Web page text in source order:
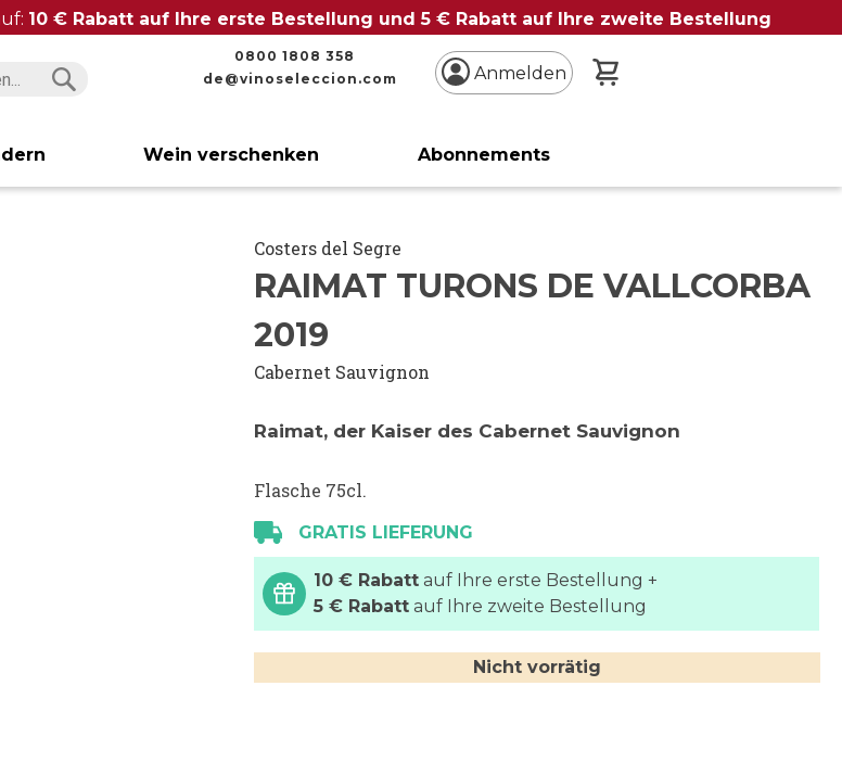
10 € Rabatt auf Ihre erste Bestellung und 5 € Rabatt auf Ihre zweite Bestellung
0800 1808 358
de@vinoseleccion.com
Anmelden
Wein verschenken Abonnements
Costers del Segre
RAIMAT TURONS DE VALLCORBA
2019
Cabernet Sauvignon
Raimat, der Kaiser des Cabernet Sauvignon
Flasche 75cl.
GRATIS LIEFERUNG
10 € Rabatt auf Ihre erste Bestellung +
5 € Rabatt auf Ihre zweite Bestellung
Nicht vorrätig